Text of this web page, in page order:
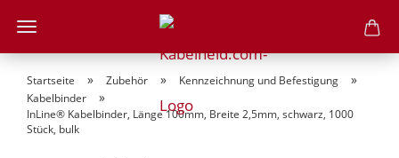
Startseite » Zubehör » Kennzeichnung und Befestigung »
Kabelbinder »
InLine® Kabelbinder, Länge 100mm, Breite 2,5mm, schwarz, 1000
Stück, bulk